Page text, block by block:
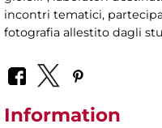
incontri tematici,
fotografia allestito dagli
Information